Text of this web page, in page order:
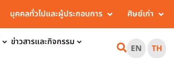
บุคคลทั่วไปและผู้ประกอบการ ศิษย์เก่า
ข่าวสารและกิจกรรม
EN TH